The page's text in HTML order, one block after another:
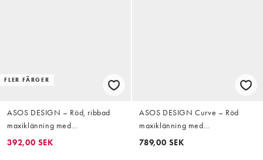
FLER FÄRGER
ASOS DESIGN – Röd, ribbad
maxiklänning med
brottarringning
392,00 SEK
ASOS DESIGN Curve – Röd
maxiklänning med
bandeauringning och klockad
789,00 SEK